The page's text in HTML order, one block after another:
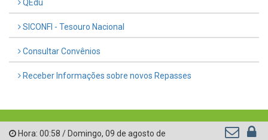
QEdu
SICONFI - Tesouro Nacional
Consultar Convênios
Receber Informações sobre novos Repasses
Hora: 00:58 / Domingo, 09 de agosto de